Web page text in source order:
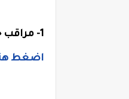
1- مراقب
اضغط